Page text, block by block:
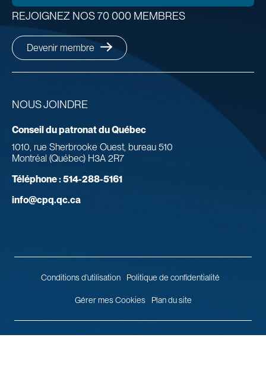
NOUS JOINDRE
Conseil du patronat du Québec
1010, rue Sherbrooke Ouest, bureau 510
Montréal (Québec) H3A 2R7
Téléphone :514-288-5161
info@cpq.qc.ca
REJOIGNEZ NOS 70 000 MEMBRES
Devenir membre
Conditions d’utilisation Politique de confidentialité
Gérer mes Cookies Plan du site